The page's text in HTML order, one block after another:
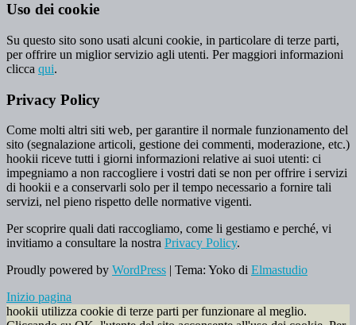
Uso dei cookie
Su questo sito sono usati alcuni cookie, in particolare di terze parti,
per offrire un miglior servizio agli utenti. Per maggiori informazioni
clicca qui.
Privacy Policy
Come molti altri siti web, per garantire il normale funzionamento del
sito (segnalazione articoli, gestione dei commenti, moderazione, etc.)
hookii riceve tutti i giorni informazioni relative ai suoi utenti: ci
impegniamo a non raccogliere i vostri dati se non per offrire i servizi
di hookii e a conservarli solo per il tempo necessario a fornire tali
servizi, nel pieno rispetto delle normative vigenti.
Per scoprire quali dati raccogliamo, come li gestiamo e perché, vi
invitiamo a consultare la nostra Privacy Policy.
Proudly powered by WordPress | Tema: Yoko di Elmastudio
Inizio pagina
hookii utilizza cookie di terze parti per funzionare al meglio.